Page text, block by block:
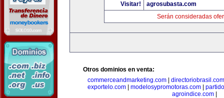
Visitar!
agrosubasta.com
Serán consideradas
Otros dominios en venta:
commerceandmarketing.com| directoriobrasil.com
exportelo.com
modelosypromotoras.com
agroindice.com